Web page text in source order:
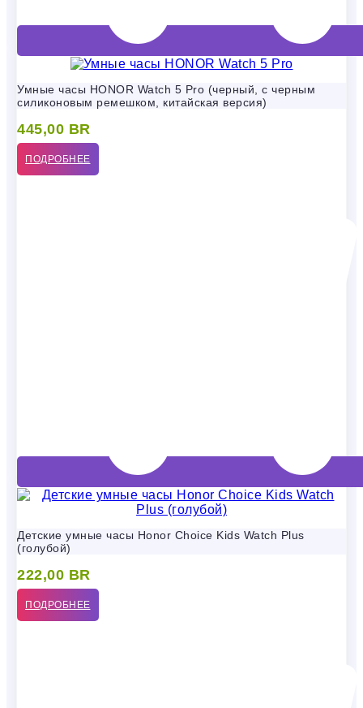
Умные часы HONOR Watch 5 Pro (черный, с черным
силиконовым ремешком, китайская версия)
445,00 BR
ПОДРОБНЕЕ
Детские умные часы Honor Choice Kids Watch Plus
(голубой)
222,00 BR
ПОДРОБНЕЕ